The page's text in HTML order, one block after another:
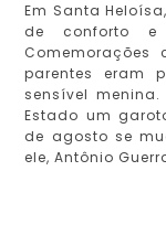
Em Santa
de conforto e
parentes eram
sensível
Estado um
de agosto se
ele, Antônio